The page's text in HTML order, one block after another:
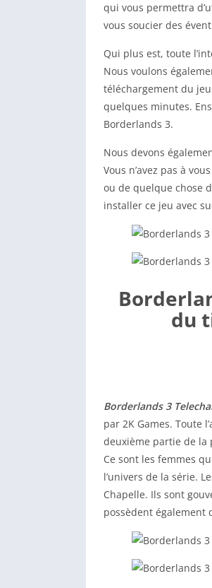
qui vous permettra
vous soucier des
Qui plus est, toute
Nous voulons
téléchargement du
quelques minutes.
Borderlands 3.
Nous devons
Vous n’avez pas à
ou de quelque chose
installer ce jeu avec
du
Borderlands 3
par 2K Games. Toute
deuxième partie de la
Ce sont les femmes
l’univers de la série.
Chapelle. Ils sont
possèdent également